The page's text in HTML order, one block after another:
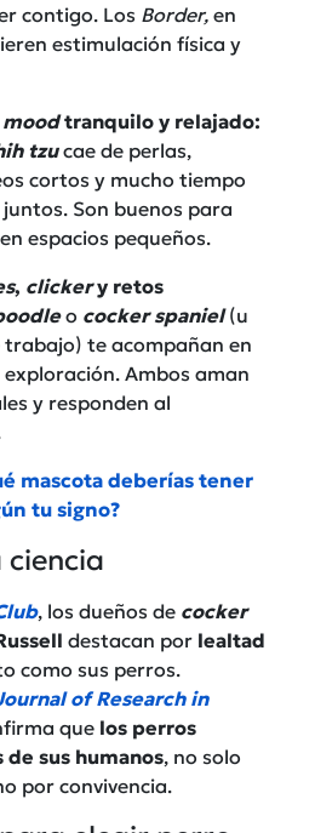
contigo. Los Border, en
estimulación física y
moodtranquilo y relajado:
tzucae de perlas,
cortos y mucho tiempo
Son buenos para
espacios pequeños.
, clickery retos
o cocker spaniel(u
te acompañan en
Ambos aman
y responden al
mascota deberías tener
tu signo?
ciencia
, los dueños de cocker
destacan por lealtad
como sus perros.
of Research in
que los perros
sus humanos, no solo
por convivencia.